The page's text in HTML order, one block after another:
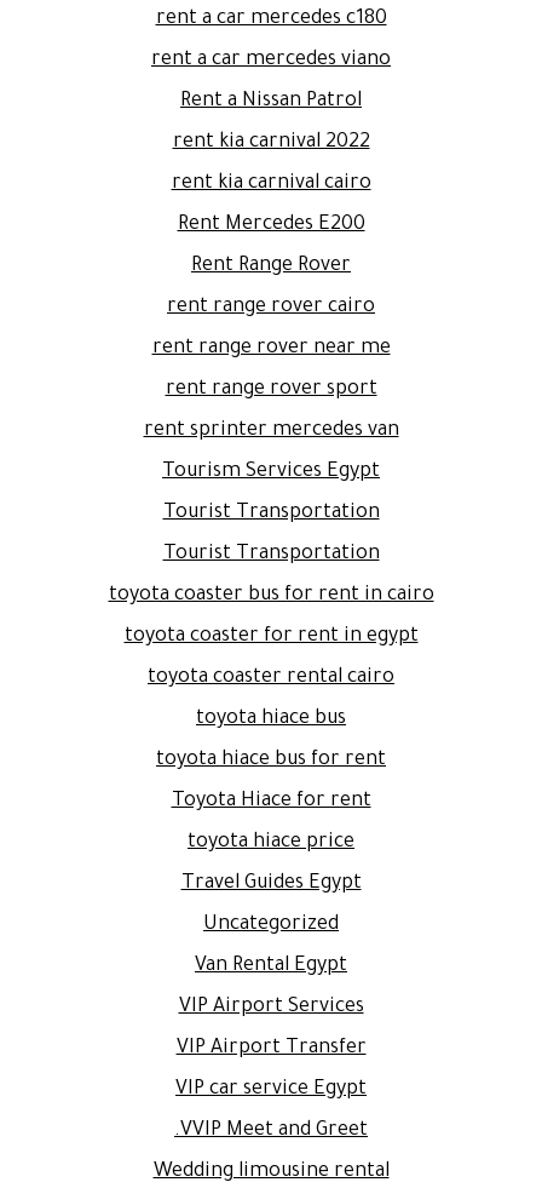
rent a car mercedes c180
rent a car mercedes viano
Rent a Nissan Patrol
rent kia carnival 2022
rent kia carnival cairo
Rent Mercedes E200
Rent Range Rover
rent range rover cairo
rent range rover near me
rent range rover sport
rent sprinter mercedes van
Tourism Services Egypt
Tourist Transportation
Tourist Transportation
toyota coaster bus for rent in cairo
toyota coaster for rent in egypt
toyota coaster rental cairo
toyota hiace bus
toyota hiace bus for rent
Toyota Hiace for rent
toyota hiace price
Travel Guides Egypt
Uncategorized
Van Rental Egypt
VIP Airport Services
VIP Airport Transfer
VIP car service Egypt
VVIP Meet and Greet.
Wedding limousine rental